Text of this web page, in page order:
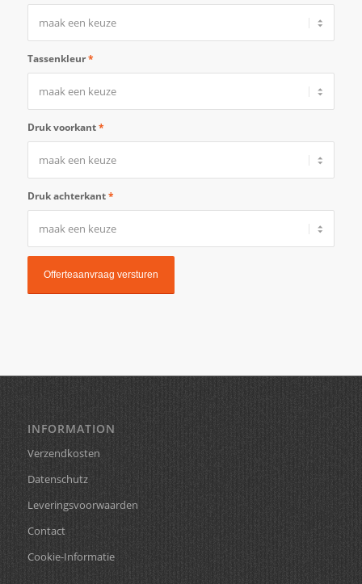
Tassenkleur*
Druk voorkant*
Druk achterkant*
INFORMATION
Verzendkosten
Datenschutz
Leveringsvoorwaarden
Contact
Cookie-Informatie